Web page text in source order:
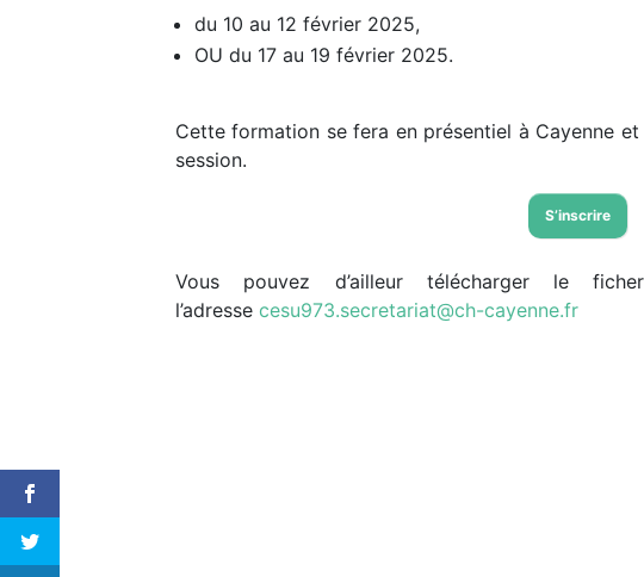
du 10 au 12 février 2025,
OU du 17 au 19 février 2025.
Cette formation se fera en présentiel à Cayenne
session.
S’inscrire
Vous pouvez d’ailleur télécharger le
l’adresse cesu973.secretariat@ch-cayenne.fr